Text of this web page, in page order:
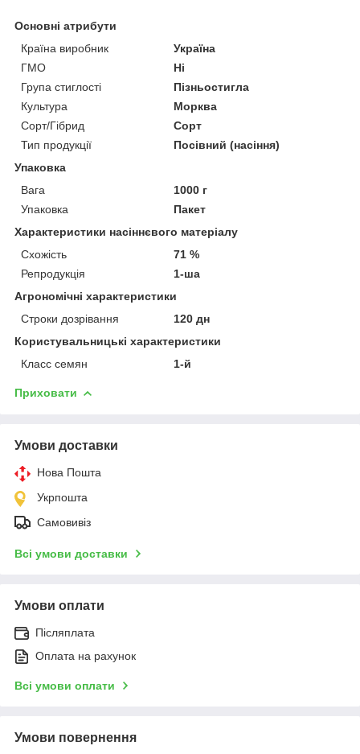
Основні атрибути
Країна виробник
Україна
ГМО
Ні
Група стиглості
Пізньостигла
Культура
Морква
Сорт/Гібрид
Сорт
Тип продукції
Посівний (насіння)
Упаковка
Вага
1000 г
Упаковка
Пакет
Характеристики насіннєвого матеріалу
Схожість
71 %
Репродукція
1-ша
Агрономічні характеристики
Строки дозрівання
120 дн
Користувальницькі характеристики
Класс семян
1-й
Приховати
Умови доставки
Нова Пошта
Укрпошта
Самовивіз
Всі умови доставки
Умови оплати
Післяплата
Оплата на рахунок
Всі умови оплати
Умови повернення